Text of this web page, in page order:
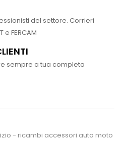
del settore. Corrieri
FERCAM
sempre a tua completa
- ricambi accessori auto moto